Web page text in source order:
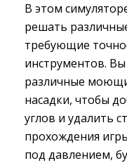
В этом
решать
требующие
инструментов.
различные
насадки, чтобы
углов и удалить
прохождения
под давлением,